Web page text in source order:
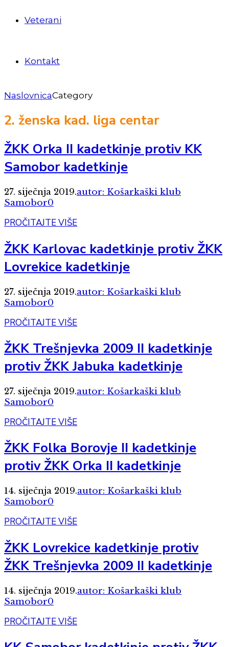
Veterani
Kontakt
NaslovnicaCategory
2. ženska kad. liga centar
ŽKK Orka II kadetkinje protiv KK
Samobor kadetkinje
27. siječnja 2019.autor: Košarkaški klub
Samobor0
PROČITAJTE VIŠE
ŽKK Karlovac kadetkinje protiv ŽKK
Lovrekice kadetkinje
27. siječnja 2019.autor: Košarkaški klub
Samobor0
PROČITAJTE VIŠE
ŽKK Trešnjevka 2009 II kadetkinje
protiv ŽKK Jabuka kadetkinje
27. siječnja 2019.autor: Košarkaški klub
Samobor0
PROČITAJTE VIŠE
ŽKK Folka Borovje II kadetkinje
protiv ŽKK Orka II kadetkinje
14. siječnja 2019.autor: Košarkaški klub
Samobor0
PROČITAJTE VIŠE
ŽKK Lovrekice kadetkinje protiv
ŽKK Trešnjevka 2009 II kadetkinje
14. siječnja 2019.autor: Košarkaški klub
Samobor0
PROČITAJTE VIŠE